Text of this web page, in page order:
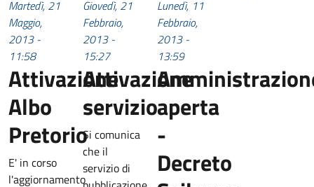
Martedì, 21
Maggio,
2013 -
11:58
Attivazione
Albo
Pretorio
E' in corso
l'aggiornamento
Giovedì, 21
Febbraio,
2013 -
15:27
Attivazione
servizio
Si comunica
che il
servizio di
Lunedì, 11
Febbraio,
2013 -
13:59
aperta
-
Decreto